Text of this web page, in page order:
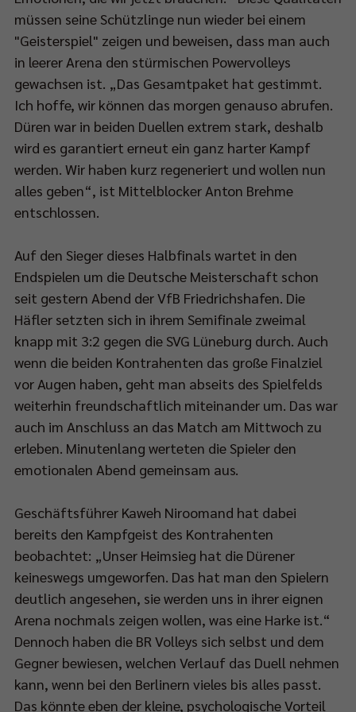
müssen seine Schützlinge nun wieder bei einem
"Geisterspiel" zeigen und beweisen, dass man auch
in leerer Arena den stürmischen Powervolleys
gewachsen ist. „Das Gesamtpaket hat gestimmt.
Ich hoffe, wir können das morgen genauso abrufen.
Düren war in beiden Duellen extrem stark, deshalb
wird es garantiert erneut ein ganz harter Kampf
werden. Wir haben kurz regeneriert und wollen nun
alles geben“, ist Mittelblocker Anton Brehme
entschlossen.
Auf den Sieger dieses Halbfinals wartet in den
Endspielen um die Deutsche Meisterschaft schon
seit gestern Abend der VfB Friedrichshafen. Die
Häfler setzten sich in ihrem Semifinale zweimal
knapp mit 3:2 gegen die SVG Lüneburg durch. Auch
wenn die beiden Kontrahenten das große Finalziel
vor Augen haben, geht man abseits des Spielfelds
weiterhin freundschaftlich miteinander um. Das war
auch im Anschluss an das Match am Mittwoch zu
erleben. Minutenlang werteten die Spieler den
emotionalen Abend gemeinsam aus.
Geschäftsführer Kaweh Niroomand hat dabei
bereits den Kampfgeist des Kontrahenten
beobachtet: „Unser Heimsieg hat die Dürener
keineswegs umgeworfen. Das hat man den Spielern
deutlich angesehen, sie werden uns in ihrer eignen
Arena nochmals zeigen wollen, was eine Harke ist.“
Dennoch haben die BR Volleys sich selbst und dem
Gegner bewiesen, welchen Verlauf das Duell nehmen
kann, wenn bei den Berlinern vieles bis alles passt.
Das könnte eben der kleine, psychologische Vorteil